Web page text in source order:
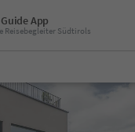
App
Reisebegleiter Südtirols